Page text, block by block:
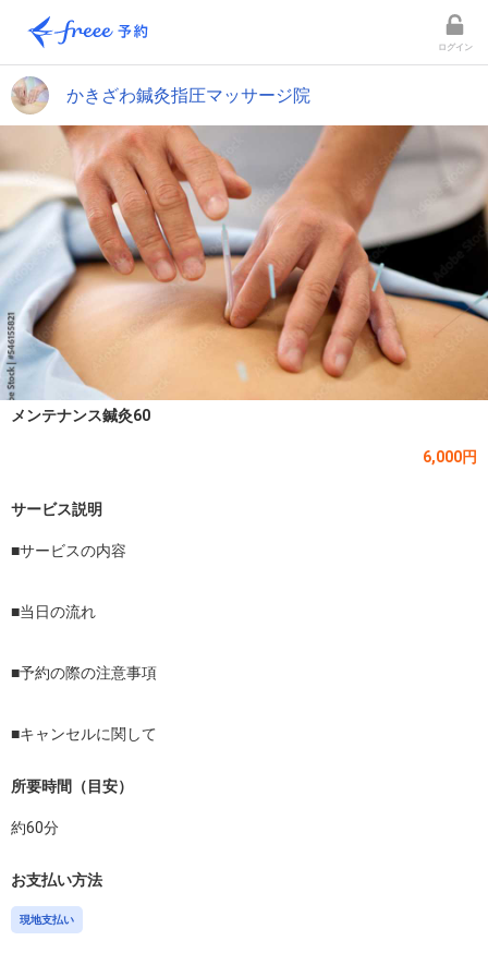
ログイン
かきざわ鍼灸指圧マッサージ院
メンテナンス鍼灸60
6,000円
サービス説明
■サービスの内容
■当日の流れ
■予約の際の注意事項
■キャンセルに関して
所要時間（目安）
約60分
お支払い方法
現地支払い